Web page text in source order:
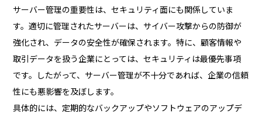
サーバー管理の重要性は、セキュリティ面にも関係していま
す。適切に管理されたサーバーは、サイバー攻撃からの防御が
強化され、データの安全性が確保されます。特に、顧客情報や
取引データを扱う企業にとっては、セキュリティは最優先事項
です。したがって、サーバー管理が不十分であれば、企業の信頼
性にも悪影響を及ぼします。
具体的には、定期的なバックアップやソフトウェアのアップデ